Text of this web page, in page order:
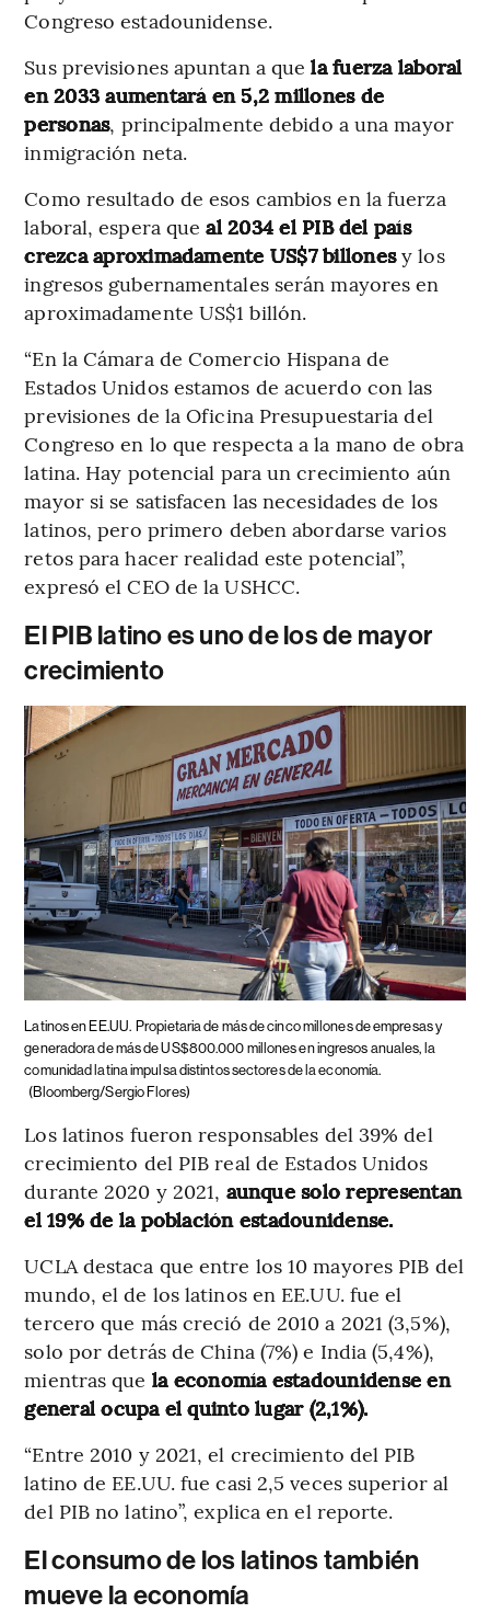
Congreso estadounidense.
Sus previsiones apuntan a quela fuerza laboral
en 2033 aumentará en 5,2 millones de
personas, principalmente debido a una mayor
inmigración neta.
Como resultado de esos cambios en la fuerza
laboral, espera queal 2034 el PIB del país
crezca aproximadamente US$7 billonesy los
ingresos gubernamentales serán mayores en
aproximadamente US$1 billón.
“En la Cámara de Comercio Hispana de
Estados Unidos estamos de acuerdo con las
previsiones de la Oficina Presupuestaria del
Congreso en lo que respecta a la mano de obra
latina. Hay potencial para un crecimiento aún
mayor si se satisfacen las necesidades de los
latinos, pero primero deben abordarse varios
retos para hacer realidad este potencial”,
expresó el CEO de la USHCC.
El PIB latino es uno de los de mayor
crecimiento
Latinos en EE.UU. Propietaria de más de cinco millones de empresas y
generadora de más de US$800.000 millones en ingresos anuales, la
comunidad latina impulsa distintos sectores de la economía.
(Bloomberg/Sergio Flores)
Los latinos fueron responsables del 39% del
crecimiento del PIB real de Estados Unidos
durante 2020 y 2021, aunque solo representan
el 19% de la población estadounidense.
UCLA destaca que entre los 10 mayores PIB del
mundo, el de los latinos en EE.UU. fue el
tercero que más creció de 2010 a 2021 (3,5%),
solo por detrás de China (7%) e India (5,4%),
mientras que la economía estadounidense en
general ocupa el quinto lugar (2,1%).
“Entre 2010 y 2021, el crecimiento del PIB
latino de EE.UU. fue casi 2,5 veces superior al
del PIB no latino”, explica en el reporte.
El consumo de los latinos también
mueve la economía